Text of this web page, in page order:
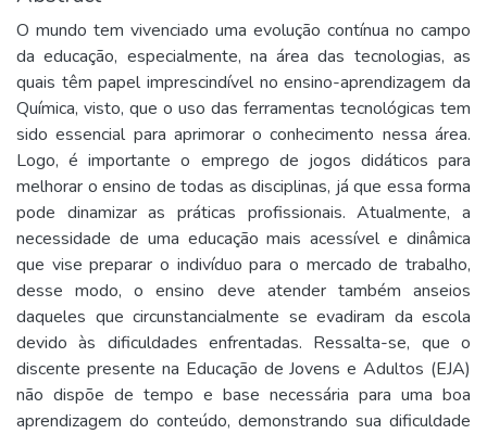
O mundo tem vivenciado uma evolução contínua no campo
da educação, especialmente, na área das tecnologias, as
quais têm papel imprescindível no ensino-aprendizagem da
Química, visto, que o uso das ferramentas tecnológicas tem
sido essencial para aprimorar o conhecimento nessa área.
Logo, é importante o emprego de jogos didáticos para
melhorar o ensino de todas as disciplinas, já que essa forma
pode dinamizar as práticas profissionais. Atualmente, a
necessidade de uma educação mais acessível e dinâmica
que vise preparar o indivíduo para o mercado de trabalho,
desse modo, o ensino deve atender também anseios
daqueles que circunstancialmente se evadiram da escola
devido às dificuldades enfrentadas. Ressalta-se, que o
discente presente na Educação de Jovens e Adultos (EJA)
não dispõe de tempo e base necessária para uma boa
aprendizagem do conteúdo, demonstrando sua dificuldade